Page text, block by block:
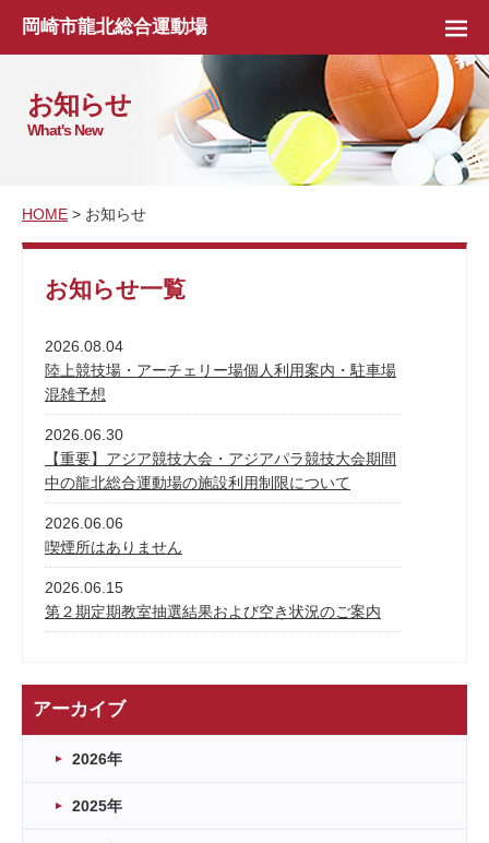
岡崎市龍北総合運動場
お知らせ
What's New
HOME > お知らせ
お知らせ一覧
2026.08.04
陸上競技場・アーチェリー場個人利用案内・駐車場
混雑予想
2026.06.30
【重要】アジア競技大会・アジアパラ競技大会期間
中の龍北総合運動場の施設利用制限について
2026.06.06
喫煙所はありません
2026.06.15
第２期定期教室抽選結果および空き状況のご案内
アーカイブ
2026年
2025年